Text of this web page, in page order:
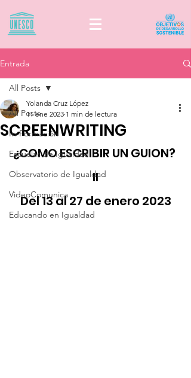
Entrada
All Posts
In-Formación
Escuelas de Igualdad
Observatorio de Igualdad
VideoComunica
Educando en Igualdad
All Posts
SCREENWRITING
Yolanda Cruz López
11 ene 2023 1 min de lectura
¿COMO ESCRIBIR UN GUION?
II
Del 13 al 27 de enero 2023